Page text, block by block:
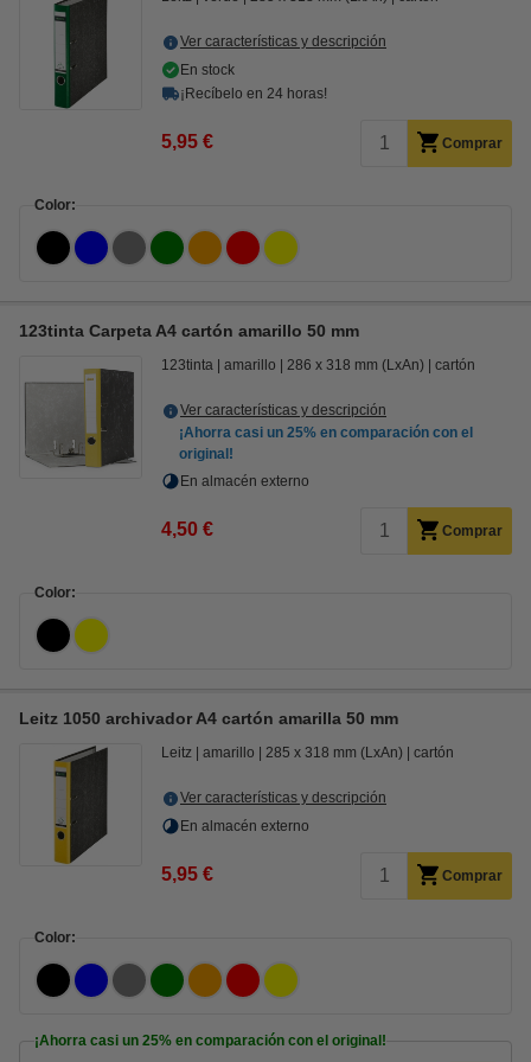
Ver características y descripción
En stock
¡Recíbelo en 24 horas!
5,95 € Comprar
Color:
123tinta Carpeta A4 cartón amarillo 50 mm
123tinta amarillo 286 x 318 mm (LxAn) cartón
Ver características y descripción
¡Ahorra casi un 25% en comparación con el
original!
En almacén externo
4,50 € Comprar
Color:
Leitz 1050 archivador A4 cartón amarilla 50 mm
Leitz amarillo 285 x 318 mm (LxAn) cartón
Ver características y descripción
En almacén externo
5,95 € Comprar
Color:
¡Ahorra casi un 25% en comparación con el original!